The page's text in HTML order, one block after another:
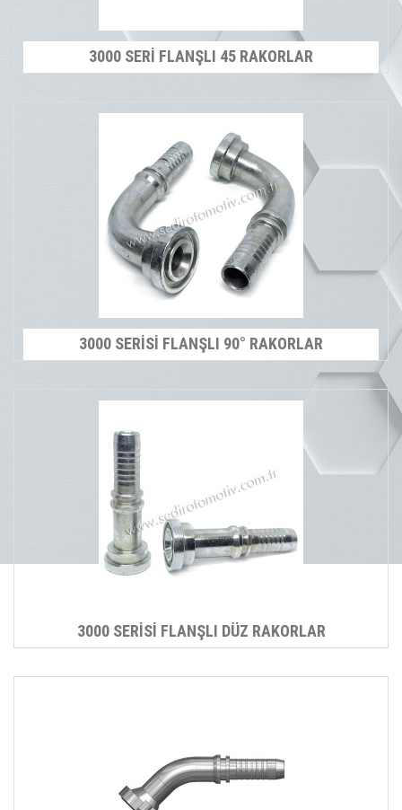
3000 SERİ FLANŞLI 45 RAKORLAR
3000 SERİSİ FLANŞLI 90° RAKORLAR
3000 SERİSİ FLANŞLI DÜZ RAKORLAR